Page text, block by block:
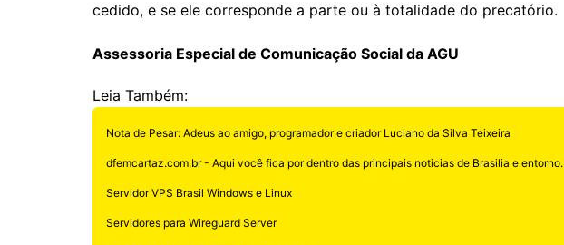
cedido, e se ele corresponde a parte ou à totalidade do precatório.
Assessoria Especial de Comunicação Social da AGU
Leia Também:
Nota de Pesar: Adeus ao amigo, programador e criador Luciano da Silva Teixeira
dfemcartaz.com.br - Aqui você fica por dentro das principais noticias de Brasilia e entorno.
Servidor VPS Brasil Windows e Linux
Servidores para Wireguard Server